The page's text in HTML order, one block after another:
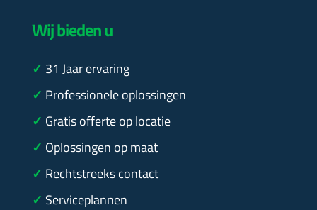
Wij bieden u
✓ 31 Jaar ervaring
✓ Professionele oplossingen
✓ Gratis offerte op locatie
✓ Oplossingen op maat
✓ Rechtstreeks contact
✓ Serviceplannen